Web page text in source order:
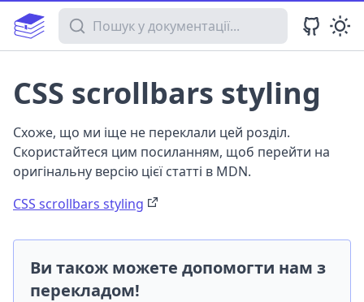
Пошук у документації
CSS scrollbars styling
Схоже, що ми іще не переклали цей розділ.
Скористайтеся цим посиланням, щоб перейти на
оригінальну версію цієї статті в MDN.
CSS scrollbars styling
Ви також можете допомогти нам з
перекладом!